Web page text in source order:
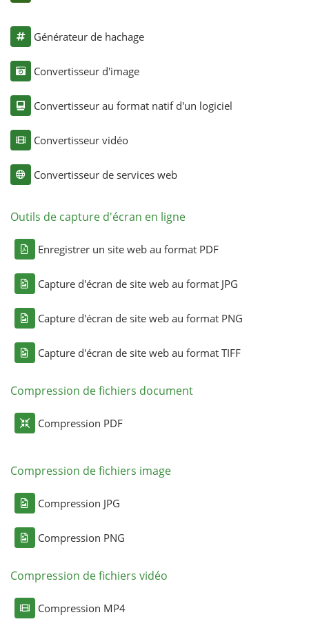
Générateur de hachage
Convertisseur d'image
Convertisseur au format natif d'un logiciel
Convertisseur vidéo
Convertisseur de services web
Outils de capture d'écran en ligne
Enregistrer un site web au format PDF
Capture d'écran de site web au format JPG
Capture d'écran de site web au format PNG
Capture d'écran de site web au format TIFF
Compression de fichiers document
Compression PDF
Compression de fichiers image
Compression JPG
Compression PNG
Compression de fichiers vidéo
Compression MP4